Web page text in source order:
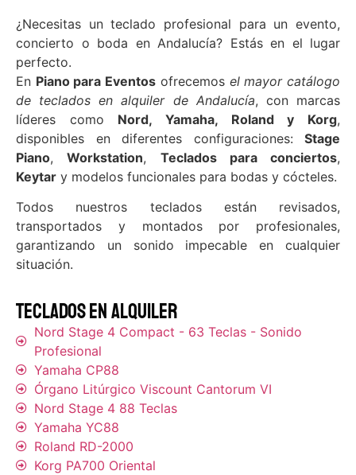
¿Necesitas un teclado profesional para un evento,
concierto o boda en Andalucía? Estás en el lugar
perfecto.
En Piano para Eventos ofrecemos el mayor catálogo
de teclados en alquiler de Andalucía, con marcas
líderes como Nord, Yamaha, Roland y Korg,
disponibles en diferentes configuraciones: Stage
Piano,Workstation, Teclados para conciertos,
Keytar y modelos funcionales para bodas y cócteles.
Todos nuestros teclados están revisados,
transportados y montados por profesionales,
garantizando un sonido impecable en cualquier
situación.
Teclados en alquiler
Nord Stage 4 Compact - 63 Teclas - Sonido
Profesional
Yamaha CP88
Órgano Litúrgico Viscount Cantorum VI
Nord Stage 4 88 Teclas
Yamaha YC88
Roland RD-2000
Korg PA700 Oriental